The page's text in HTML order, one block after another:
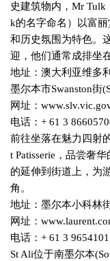
史建筑物内， Mr Tulk
k的名字命名）以富
和历史氛围为特色。
迎，他们通常成排坐
地址：澳大利亚维多
墨尔本市Swanston街
网址：
电话： + 61 3
前往坐落在魅力四射
t Patisserie ，品尝奢
的延伸到街道上，为
角。
地址：墨尔本小科林
网址：
电话： + 61 3
St Ali位于南墨尔本